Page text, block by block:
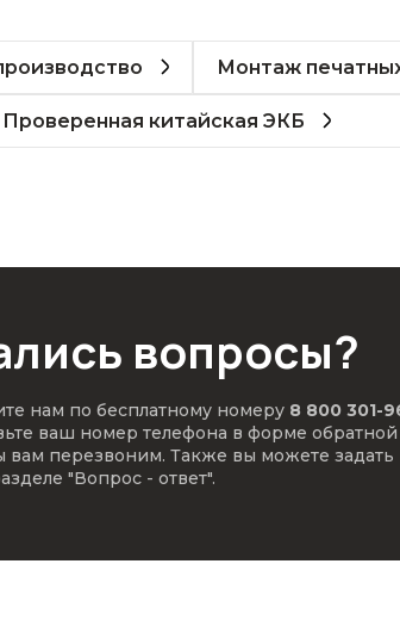
Монтаж
Проверенная китайская ЭКБ
вопросы?
нам по бесплатному номеру 8 800 301-
ваш номер телефона в форме обратной
вам перезвоним. Также вы можете задать
"Вопрос - ответ".